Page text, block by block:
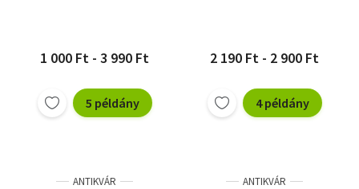
1 000 Ft - 3 990 Ft
5 példány
2 190 Ft - 2 900 Ft
4 példány
ANTIKVÁR ANTIKVÁR